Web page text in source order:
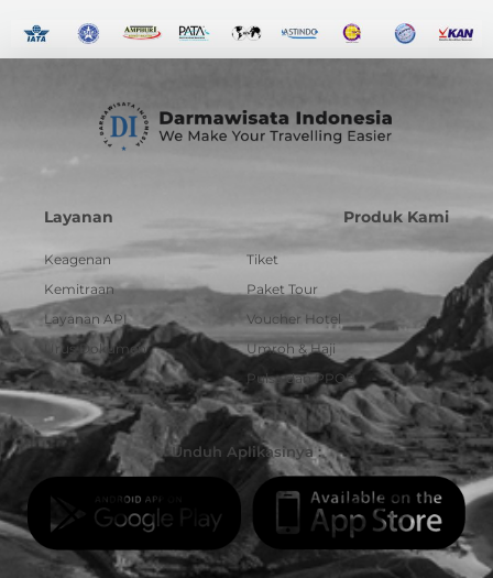
Layanan
Keagenan
Kemitraan
Layanan API
Urus Dokumen
Produk Kami
Tiket
Paket Tour
Voucher Hotel
Umroh & Haji
Pulsa dan PPOB
Unduh Aplikasinya :